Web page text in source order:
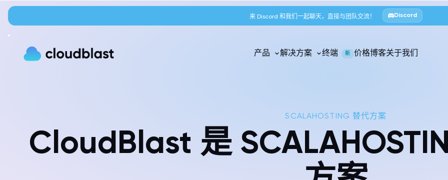
来 Discord 和我们一起聊天，直接与团队交流！ Discord
产品 解决方案 终端 新 价格博客关于我们
SCALAHOSTING 替代方案
CloudBlast 是